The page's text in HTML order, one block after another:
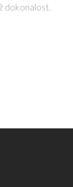
dokonalost.